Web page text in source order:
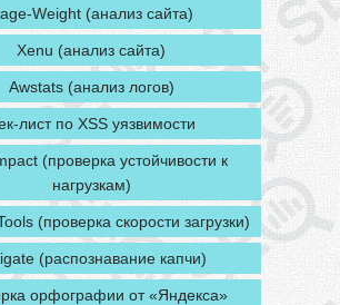
Weight (анализ сайта)
Xenu (анализ сайта)
Awstats (анализ логов)
лист по XSS уязвимости
(проверка устойчивости к
нагрузкам)
(проверка скорости загрузки)
(распознавание капчи)
орфографии от «Яндекса»